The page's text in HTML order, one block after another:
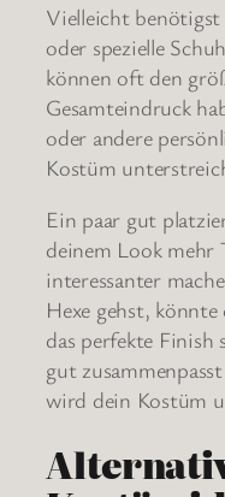
Vielleicht
oder spezielle
können oft den
Gesamteindruck
oder andere
Kostüm
Ein paar gut
deinem Look mehr
interessanter
Hexe gehst,
das perfekte Finish
gut
wird dein Kostüm